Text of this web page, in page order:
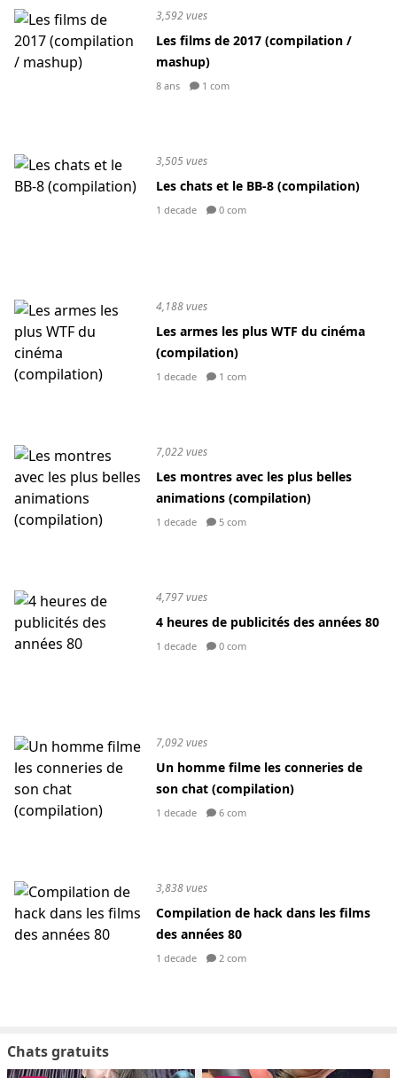
3,592 vues
Les films de 2017 (compilation /
mashup)
8 ans 1 com
3,505 vues
Les chats et le BB-8 (compilation)
1 decade 0 com
4,188 vues
Les armes les plus WTF du cinéma
(compilation)
1 decade 1 com
7,022 vues
Les montres avec les plus belles
animations (compilation)
1 decade 5 com
4,797 vues
4 heures de publicités des années 80
1 decade 0 com
7,092 vues
Un homme filme les conneries de
son chat (compilation)
1 decade 6 com
3,838 vues
Compilation de hack dans les films
des années 80
1 decade 2 com
Chats gratuits